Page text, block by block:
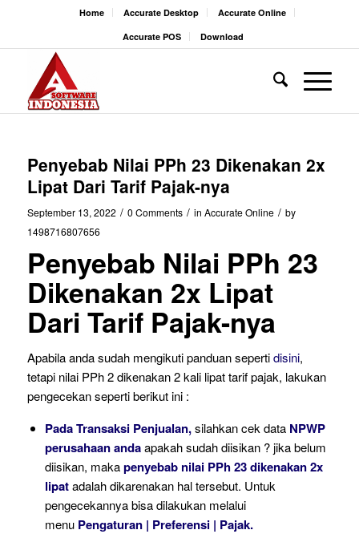
Home Accurate Desktop
Accurate Online
Accurate POS
Download
Penyebab Nilai PPh 23 Dikenakan 2x
Lipat Dari Tarif Pajak-nya
September 13, 2022 / 0 Comments / in Accurate Online / by
1498716807656
Penyebab Nilai PPh 23
Dikenakan 2x Lipat
Dari Tarif Pajak-nya
Apabila anda sudah mengikuti panduan sepertidisini,
tetapi nilai PPh 2 dikenakan 2 kali lipat tarif pajak, lakukan
pengecekan seperti berikut ini :
Pada Transaksi Penjualan,silahkan cek data NPWP
perusahaan andaapakah sudah diisikan ? jika belum
diisikan, makapenyebab nilai PPh 23 dikenakan 2x
lipatadalah dikarenakan hal tersebut. Untuk
pengecekannya bisa dilakukan melalui
menu Pengaturan | Preferensi | Pajak.